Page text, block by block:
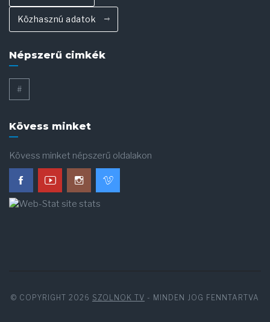
Közhasznú adatok
Népszerű cimkék
#
Kövess minket
Kövess minket népszerű oldalakon
© COPYRIGHT 2026 SZOLNOK TV - MINDEN JOG FENNTARTVA